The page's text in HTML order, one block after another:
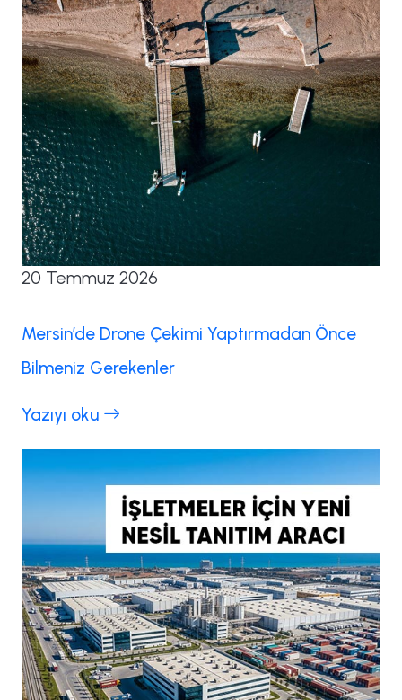
20 Temmuz 2026
Mersin’de Drone Çekimi Yaptırmadan Önce
Bilmeniz Gerekenler
Yazıyı oku